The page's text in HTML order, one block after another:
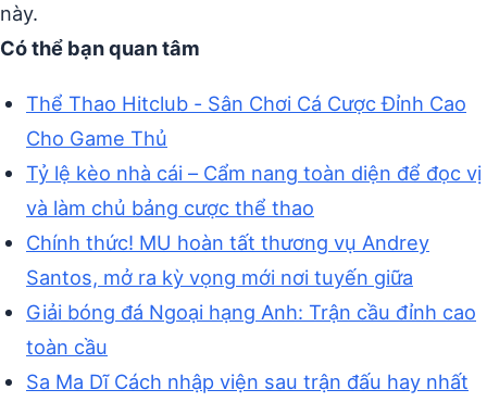
này.
Có thể bạn quan tâm
Thể Thao Hitclub - Sân Chơi Cá Cược Đỉnh Cao
Cho Game Thủ
Tỷ lệ kèo nhà cái – Cẩm nang toàn diện để đọc vị
và làm chủ bảng cược thể thao
Chính thức! MU hoàn tất thương vụ Andrey
Santos, mở ra kỳ vọng mới nơi tuyến giữa
Giải bóng đá Ngoại hạng Anh: Trận cầu đỉnh cao
toàn cầu
Sa Ma Dĩ Cách nhập viện sau trận đấu hay nhất